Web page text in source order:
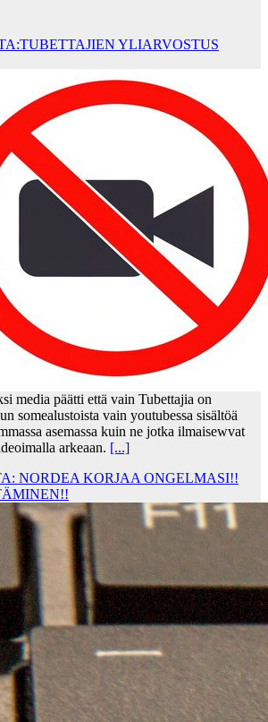
YLIARVOSTUS
media päätti että vain Tubettajia on
somealustoista vain youtubessa sisältöä
asemassa kuin ne jotka ilmaisewvat
arkeaan. [...]
NORDEA KORJAA ONGELMASI!!